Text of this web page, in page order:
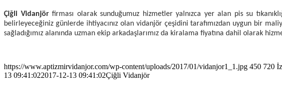
Çiğli Vidanjörfirması olarak sunduğumuz hizmetler yalnızca yer alan pis su
belirleyeceğiniz günlerde ihtiyacınız olan vidanjör çeşidini tarafımızdan uygun bir
sağladığımız alanında uzman ekip arkadaşlarımız da kiralama fiyatına dahil olarak
https://www.aptizmirvidanjor.com/wp-content/uploads/2017/01/vidanjor1_1.jpg 450 720
13 09:41:022017-12-13 09:41:02Çiğli Vidanjör